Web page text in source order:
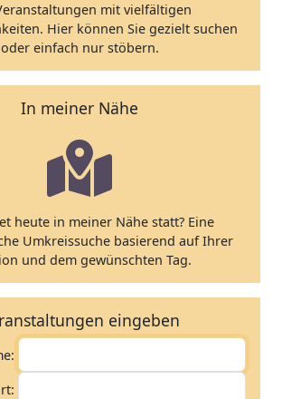
mit vielfältigen
Hier können Sie gezielt suchen
oder einfach nur stöbern.
In meiner Nähe
heute in meiner Nähe statt? Eine
Umkreissuche basierend auf Ihrer
und dem gewünschten Tag.
eingeben